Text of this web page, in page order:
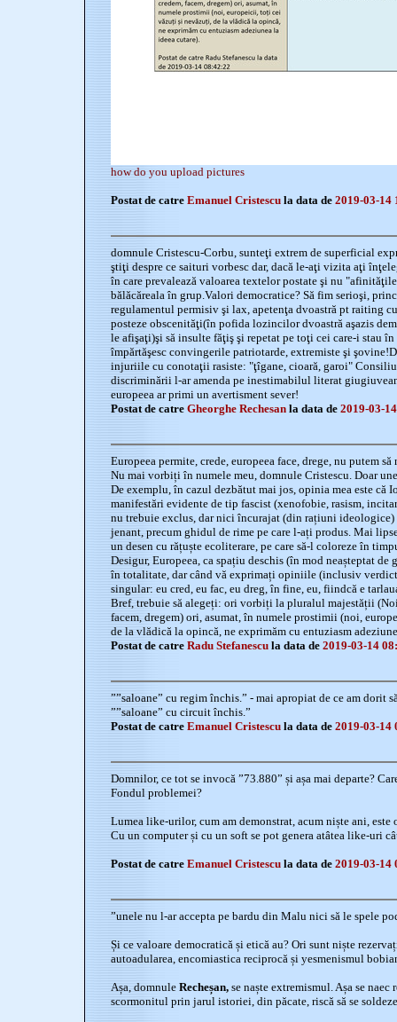
how do you upload pictures
Postat de catre Emanuel Cristescu la data de 2019-03-14
domnule Cristescu-Corbu, sunteţi extrem de superficial
ştiţi despre ce saituri vorbesc dar, dacă le-aţi vizita aţi
în care prevalează valoarea textelor postate şi nu
bălăcăreala în grup.Valori democratice? Să fim serioşi,
regulamentul permisiv şi lax, apetenţa dvoastră pt raiting
posteze obscenităţi(în pofida lozincilor dvoastră aşazis
le afişaţi)şi să insulte făţiş şi repetat pe toţi cei care-i stau
împărtăşesc convingerile patriotarde, extremiste şi
injuriile cu conotaţii rasiste: "ţîgane, cioară, garoi"
discriminării l-ar amenda pe inestimabilul literat
europeea ar primi un avertisment sever!
Postat de catre Gheorghe Rechesan la data de 2019-03-
Europeea permite, crede, europeea face, drege, nu putem să
Nu mai vorbiți în numele meu, domnule Cristescu. Doar
De exemplu, în cazul dezbătut mai jos, opinia mea este că
manifestări evidente de tip fascist (xenofobie, rasism,
nu trebuie exclus, dar nici încurajat (din rațiuni ideologice)
jenant, precum ghidul de rime pe care l-ați produs. Mai
un desen cu rățuște ecoliterare, pe care să-l coloreze în
Desigur, Europeea, ca spațiu deschis (în mod neașteptat de
în totalitate, dar când vă exprimați opiniile (inclusiv
singular: eu cred, eu fac, eu dreg, în fine, eu, fiindcă e
Bref, trebuie să alegeți: ori vorbiți la pluralul majestății
facem, dregem) ori, asumat, în numele prostimii (noi,
de la vlădică la opincă, ne exprimăm cu entuziasm
Postat de catre Radu Stefanescu la data de 2019-03-14
””saloane” cu regim închis.” - mai apropiat de ce am dorit
””saloane” cu circuit închis.”
Postat de catre Emanuel Cristescu la data de 2019-03-14
Domnilor, ce tot se invocă ”73.880” și așa mai departe?
Fondul problemei?
Lumea like-urilor, cum am demonstrat, acum niște ani,
Cu un computer și cu un soft se pot genera atâtea like-uri
Postat de catre Emanuel Cristescu la data de 2019-03-14
”unele nu l-ar accepta pe bardu din Malu nici să le spele
Și ce valoare democratică și etică au? Ori sunt niște
autoadularea, encomiastica reciprocă și yesmenismul
Așa, domnule Recheșan,se naște extremismul. Așa se naec
scormonitul prin jarul istoriei, din păcate, riscă să se